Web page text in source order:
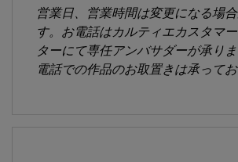
営業日、営業時間は変更になる場
す。お電話はカルティエカスタマ
ターにて専任アンバサダーが承り
電話での作品のお取置きは承ってお